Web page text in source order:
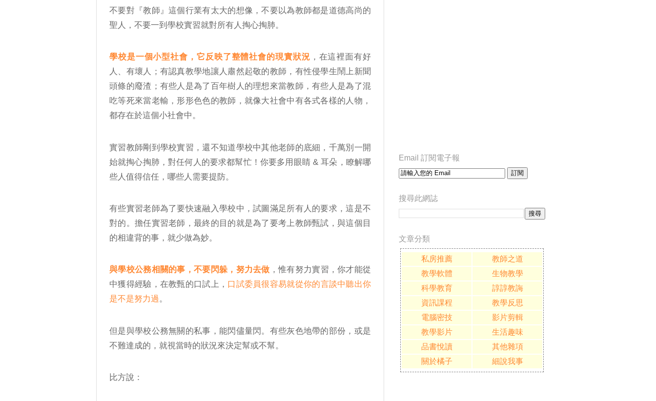
不要對『教師』這個行業有太大的想像，不要以為教師都是道德高尚的
聖人，不要一到學校實習就對所有人掏心掏肺。
學校是一個小型社會，它反映了整體社會的現實狀況 ，在這裡面有好
人、有壞人；有認真教學地讓人肅然起敬的教師，有性侵學生鬧上新聞
頭條的廢渣；有些人是為了百年樹人的理想來當教師，有些人是為了混
吃等死來當老輸，形形色色的教師，就像大社會中有各式各樣的人物，
都存在於這個小社會中。
實習教師剛到學校實習，還不知道學校中其他老師的底細，千萬別一開
始就掏心掏肺，對任何人的要求都幫忙！你要多用眼睛 & 耳朵，瞭解哪
些人值得信任，哪些人需要提防。
有些實習老師為了要快速融入學校中，試圖滿足所有人的要求，這是不
對的。擔任實習老師，最終的目的就是為了要考上教師甄試，與這個目
的相違背的事，就少做為妙。
與學校公務相關的事，不要閃躲，努力去做 ，惟有努力實習，你才能從
中獲得經驗，在教甄的口試上， 口試委員很容易就從你的言談中聽出你
是不是努力過。
但是與學校公務無關的私事，能閃儘量閃。有些灰色地帶的部份，或是
不難達成的，就視當時的狀況來決定幫或不幫。
比方說：
Email 訂閱電子報
搜尋此網誌
文章分類
私房推薦
教師之道
教學軟體
生物教學
科學教育
諄諄教誨
資訊課程
教學反思
電腦密技
影片剪輯
教學影片
生活趣味
品書悅讀
其他雜項
關於橘子
細說我事